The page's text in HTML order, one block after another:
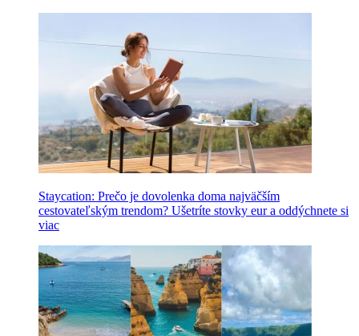
Staycation: Prečo je dovolenka doma najväčším
cestovateľským trendom? Ušetríte stovky eur a oddýchnete si
viac